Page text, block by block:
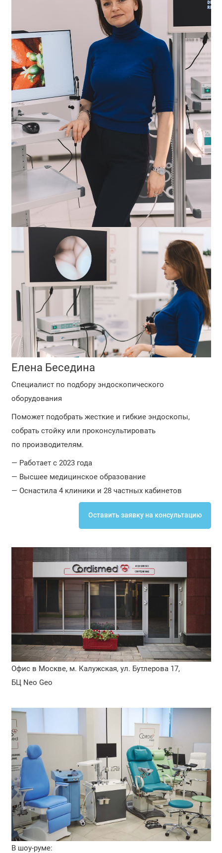
Елена Беседина
Специалист по подбору эндоскопического
оборудования
Поможет подобрать жесткие и гибкие эндоскопы,
собрать стойку или проконсультировать
по производителям.
— Работает с 2023 года
— Высшее медицинское образование
— Оснастила 4 клиники и 28 частных кабинетов
Оставить заявку на консультацию
Офис в Москве, м. Калужская, ул. Бутлерова 17,
БЦ Neo Geo
В шоу-руме: